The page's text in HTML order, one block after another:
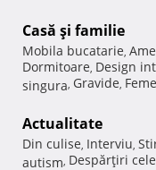
Casă şi familie
Mobila bucatarie,
Dormitoare, Design
singura, Gravide,
Actualitate
Din culise, Interviu,
autism, Despărţiri